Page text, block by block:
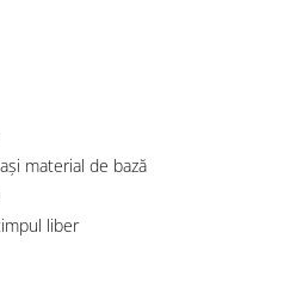
material de bază
liber